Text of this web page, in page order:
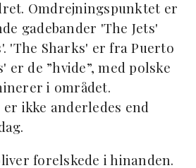
Omdrejningspunktet er
gadebander 'The Jets'
'The Sharks' er fra Puerto
er de ”hvide”, med polske
i området.
ikke anderledes end
forelskede i hinanden.